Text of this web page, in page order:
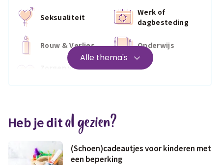
Seksualiteit
Werk of
dagbesteding
Rouw & Verlies Onderwijs
Zorgen voor
Wonen
Geld & wetten
Alle thema's
Heb je dital gezien?
(Schoen)cadeautjes voor kinderen met
een beperking